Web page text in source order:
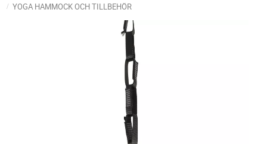
YOGA HAMMOCK OCH TILLBEHÖR